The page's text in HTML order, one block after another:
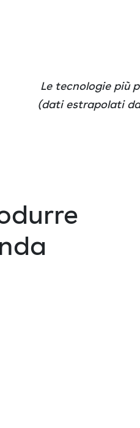
Le tecnologie più
(dati estrapolati